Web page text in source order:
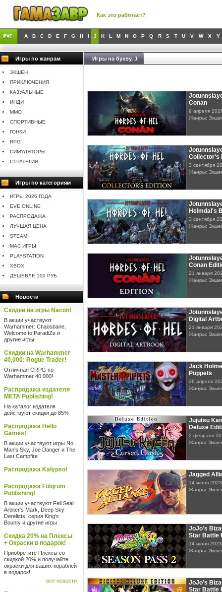
Как это работает?
A B C D E F G H I J K L M N O P Q R S T U V W X Y
Игры по жанрам
ЭКШЕН
ПРИКЛЮЧЕНИЯ
КАЗУАЛЬНЫЕ
ИНДИ
MMO
СПОРТИВНЫЕ
ГОНКИ
RPG
СИМУЛЯТОРЫ
СТРАТЕГИИ
Игры по категориям
ИГРЫ 2026 ГОДА
EVE ONLINE
РАСПРОДАЖА
ЛУЧШАЯ ЦЕНА
STEAM
MAC ИГРЫ
PLAYSTATION
XBOX
ДЕШЕВЛЕ 100 РУБ
Новости
Скидки на игры Nacon!
В акции участвуют
Warhammer: Chaosbane,
Welcome to ParadiZe и
другие игры
Скидки на Warhammer
40,000: Rogue Trader!
Отличная CRPG по
Warhammer 40,000!
Распродажа издателя
META Publishing!
На каталог издателя
действуют скидки до 85%
Распродажа Hello
Games!
В акции участвуют игры No
Man's Sky, Joe Danger и The
Last Campfire
Распродажа Kalypso!
Распродажа Fulqrum
Publishing!
В акции участвуют Fell Seal:
Arbiter's Mark, Deep Sky
Derelicts, серия King's
Bounty и другие игры
Скидка 20% на Плексы
+ Окраски в подарок!
Приобретите Плексы со
скидкой 20% и получайте
окраски для ваших кораблей
в подарок!
все новости
Игры на букву, J
Conan
9 апреля
Жанры:
Collector's
3 сентября
Жанры:
Heimdal's
3 сентября
Жанры:
Conan
21 января
Жанры:
Digital
21 января
Жанры:
Jack
Puppets
26 апреля
Жанры:
Jujutsu
Deluxe
2 февраля
Жанры:
Jagged
14 июля 2023
Жанры:
JoJo's
Star Battle
14 июня 2023
Жанры:
JoJo's
Star Battle